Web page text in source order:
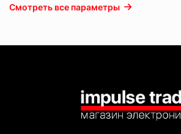
Смотреть все параметры